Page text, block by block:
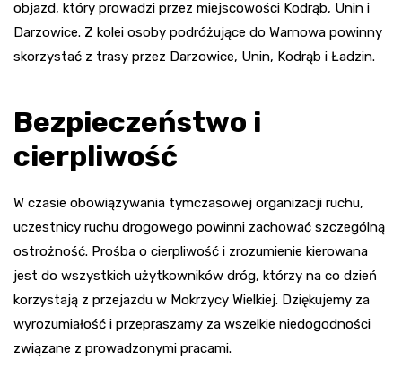
objazd, który prowadzi przez miejscowości Kodrąb, Unin i
Darzowice. Z kolei osoby podróżujące do Warnowa powinny
skorzystać z trasy przez Darzowice, Unin, Kodrąb i Ładzin.
Bezpieczeństwo i
cierpliwość
W czasie obowiązywania tymczasowej organizacji ruchu,
uczestnicy ruchu drogowego powinni zachować szczególną
ostrożność. Prośba o cierpliwość i zrozumienie kierowana
jest do wszystkich użytkowników dróg, którzy na co dzień
korzystają z przejazdu w Mokrzycy Wielkiej. Dziękujemy za
wyrozumiałość i przepraszamy za wszelkie niedogodności
związane z prowadzonymi pracami.